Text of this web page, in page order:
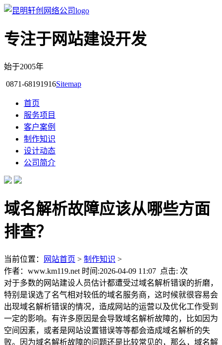
专注于网站建设开发
始于2005年
0871-68191916Sitemap
首页
服务项目
客户案例
制作知识
设计动态
公司简介
域名解析故障应该从哪些方面
排查？
当前位置： 网站首页 > 制作知识 >
作者：www.km119.net 时间:2026-04-09 11:07 点击: 次
对于多数的网站建设人员估计都遭受过域名解析错误的折磨，
特别是误选了名气相对较低的域名服务商，这时候就很容易会
出现域名解析错误的情况，造成网站的运营以及优化工作受到
一定的影响。有许多原因是会导致域名解析故障的，比如因为
空间因素，或者是网站设置错误等等都会造成域名解析的失
败。因为域名解析故障的问题还是比较常见的，那么，域名解